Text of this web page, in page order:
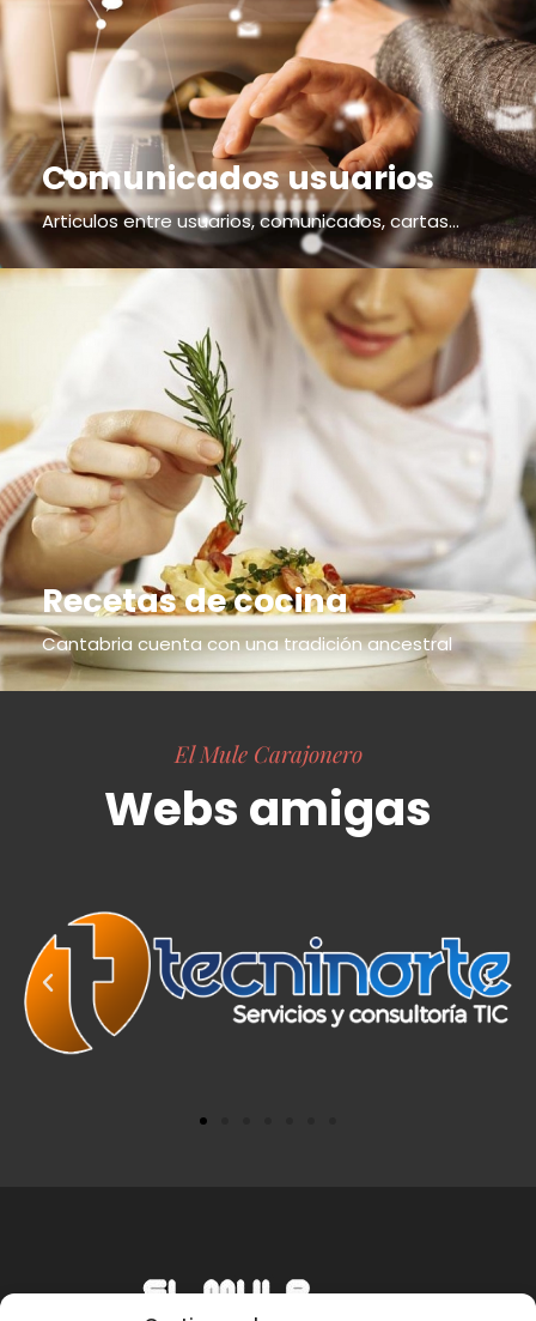
Comunicados usuarios
Articulos entre usuarios, comunicados, cartas...
Recetas de cocina
Cantabria cuenta con una tradición ancestral
El Mule Carajonero
Webs amigas